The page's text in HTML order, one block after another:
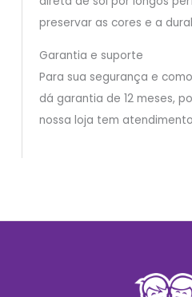
preservar as cores e a
Garantia e suporte
Para sua segurança e
dá garantia de 12 meses,
nossa loja tem